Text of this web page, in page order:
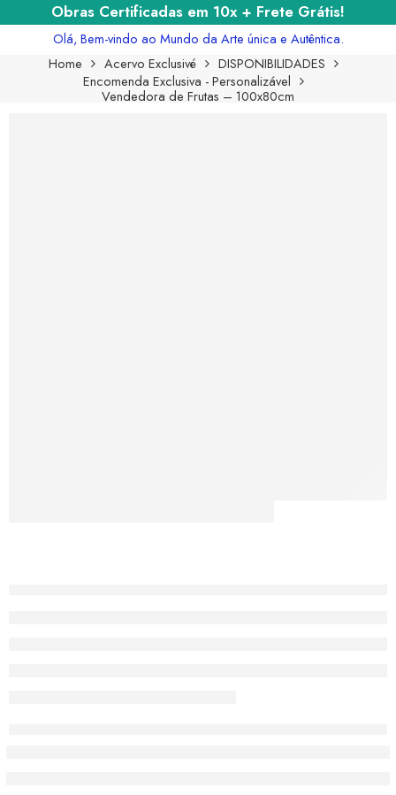
Obras Certificadas em 10x + Frete Grátis!
Olá, Bem-vindo ao Mundo da Arte única e Autêntica.
Home
Acervo Exclusivé
DISPONIBILIDADES
Encomenda Exclusiva - Personalizável
Vendedora de Frutas – 100x80cm